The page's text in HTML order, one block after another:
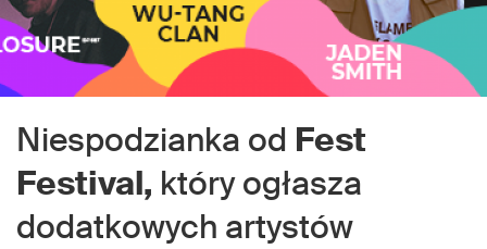
Niespodzianka od Fest
Festival, który ogłasza
dodatkowych artystów